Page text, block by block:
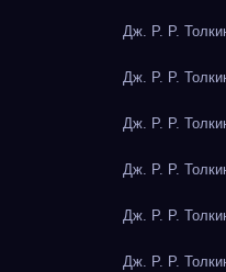
Дж. Р. Р.
Дж. Р. Р.
Дж. Р. Р.
Дж. Р. Р.
Дж. Р. Р.
Дж. Р. Р.